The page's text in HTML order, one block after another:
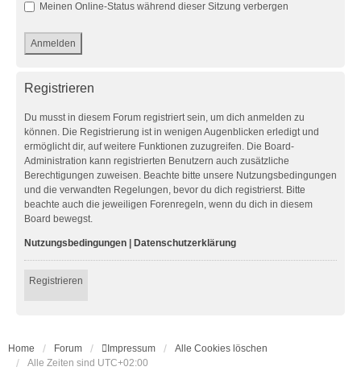
Meinen Online-Status während dieser Sitzung verbergen
Registrieren
Du musst in diesem Forum registriert sein, um dich anmelden zu
können. Die Registrierung ist in wenigen Augenblicken erledigt und
ermöglicht dir, auf weitere Funktionen zuzugreifen. Die Board-
Administration kann registrierten Benutzern auch zusätzliche
Berechtigungen zuweisen. Beachte bitte unsere Nutzungsbedingungen
und die verwandten Regelungen, bevor du dich registrierst. Bitte
beachte auch die jeweiligen Forenregeln, wenn du dich in diesem
Board bewegst.
Nutzungsbedingungen Datenschutzerklärung
Registrieren
Home Forum Impressum
Alle Cookies löschen
Alle Zeiten sind UTC+02:00